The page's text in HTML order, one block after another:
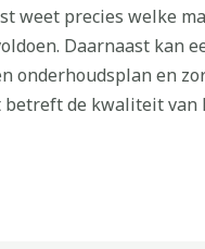
weet precies welke
Daarnaast kan
onderhoudsplan en
de kwaliteit van